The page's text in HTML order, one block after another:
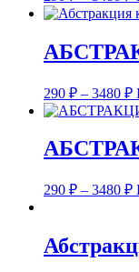
290 ₽ – 3480 ₽
290 ₽ – 3480 ₽